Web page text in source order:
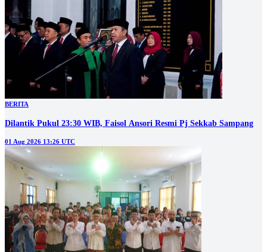
BERITA
Dilantik Pukul 23:30 WIB, Faisol Ansori Resmi Pj Sekkab Sampang
01 Aug 2026 13:26 UTC